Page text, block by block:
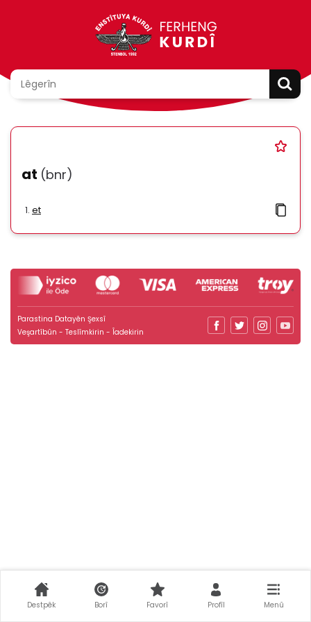
at (bnr)
et
Parastina Datayên Şexsî
Veşartîbûn - Teslîmkirin - Îadekirin
Destpêk Borî Favorî Profîl Menû